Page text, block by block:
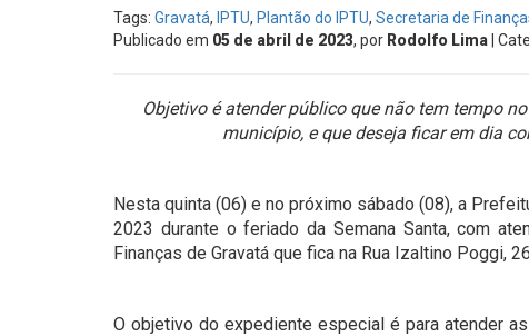
Tags: Gravatá, IPTU, Plantão do IPTU, Secretaria de
Publicado em 05 de abril de 2023, por Rodolfo Lima |
Objetivo é atender público que não tem tempo
município, e que deseja ficar em dia
Nesta quinta (06) e no próximo sábado (08), a
2023 durante o feriado da Semana Santa, com
Finanças de Gravatá que fica na Rua Izaltino Poggi,
O objetivo do expediente especial é para atender